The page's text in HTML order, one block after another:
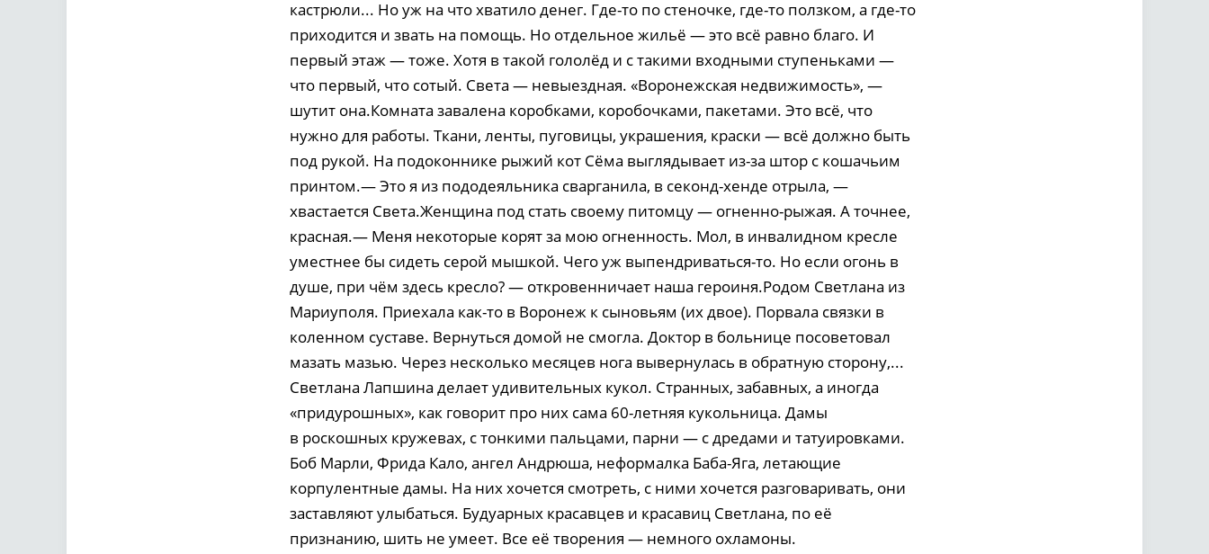
кастрюли... Но уж на что хватило денег. Где-то по стеночке, где-то ползком, а где-то
приходится и звать на помощь. Но отдельное жильё — это всё равно благо. И
первый этаж — тоже. Хотя в такой гололёд и с такими входными ступеньками —
что первый, что сотый. Света — невыездная. «Воронежская недвижимость», —
шутит она.Комната завалена коробками, коробочками, пакетами. Это всё, что
нужно для работы. Ткани, ленты, пуговицы, украшения, краски — всё должно быть
под рукой. На подоконнике рыжий кот Сёма выглядывает из-за штор с кошачьим
принтом.— Это я из пододеяльника сварганила, в секонд-хенде отрыла, —
хвастается Света.Женщина под стать своему питомцу — огненно-рыжая. А точнее,
красная.— Меня некоторые корят за мою огненность. Мол, в инвалидном кресле
уместнее бы сидеть серой мышкой. Чего уж выпендриваться-то. Но если огонь в
душе, при чём здесь кресло? — откровенничает наша героиня.Родом Светлана из
Мариуполя. Приехала как-то в Воронеж к сыновьям (их двое). Порвала связки в
коленном суставе. Вернуться домой не смогла. Доктор в больнице посоветовал
мазать мазью. Через несколько месяцев нога вывернулась в обратную сторону,...
Светлана Лапшина делает удивительных кукол. Странных, забавных, а иногда
«придурошных», как говорит про них сама 60-летняя кукольница. Дамы
в роскошных кружевах, с тонкими пальцами, парни — с дредами и татуировками.
Боб Марли, Фрида Кало, ангел Андрюша, неформалка Баба-Яга, летающие
корпулентные дамы. На них хочется смотреть, с ними хочется разговаривать, они
заставляют улыбаться. Будуарных красавцев и красавиц Светлана, по её
признанию, шить не умеет. Все её творения — немного охламоны.